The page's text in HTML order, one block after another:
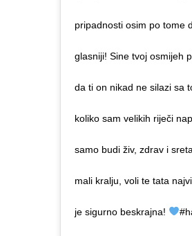
pripadnosti osim po tome
glasniji! Sine tvoj osmijeh
da ti on nikad ne silazi sa
koliko sam velikih riječi
samo budi živ, zdrav i
mali kralju, voli te tata
je sigurno beskrajna!